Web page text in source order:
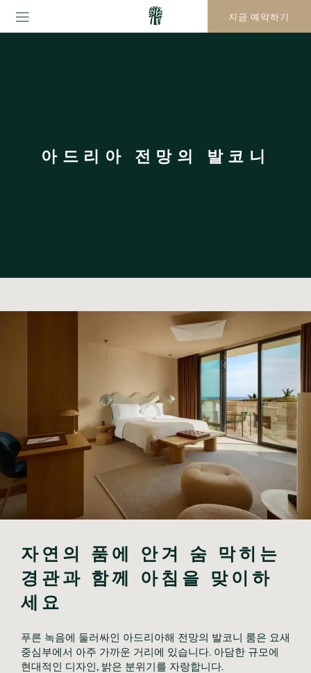
지금 예약하기
아드리아 전망의 발코니
자연의 품에 안겨 숨 막히는
경관과 함께 아침을 맞이하
세요
푸른 녹음에 둘러싸인 아드리아해 전망의 발코니 룸은 요새
중심부에서 아주 가까운 거리에 있습니다. 아담한 규모에
현대적인 디자인, 밝은 분위기를 자랑합니다.